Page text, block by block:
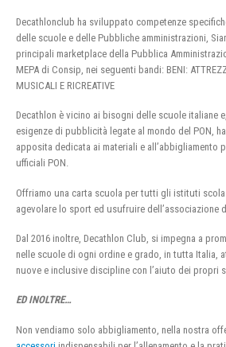
Decathlonclub ha sviluppato competenze
delle scuole e delle Pubbliche amministrazioni,
principali marketplace della Pubblica
MEPA di Consip, nei seguenti bandi: BENI:
MUSICALI E RICREATIVE
Decathlon è vicino ai bisogni delle scuole italiane
esigenze di pubblicità legate al mondo del PON,
apposita dedicata ai materiali e all’abbigliamento
ufficiali PON.
Offriamo una carta scuola per tutti gli istituti
agevolare lo sport ed usufruire dell’associazione
Dal 2016 inoltre, Decathlon Club, si impegna a
nelle scuole di ogni ordine e grado, in tutta Italia,
nuove e inclusive discipline con l’aiuto dei propri
ED INOLTRE…
Non vendiamo solo abbigliamento, nella nostra